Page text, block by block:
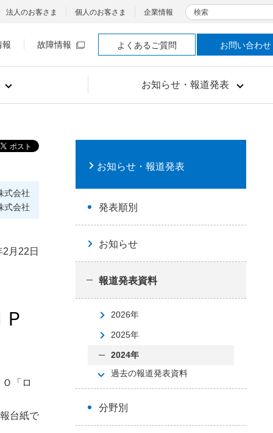
お知らせ・報道発表
法人のお客さま 個人のお客さま 企業情報 検索
報 故障情報 よくあるご質問 お問い合わせ
式会社
式会社
月22日
「ロ
台紙で
お知らせ・報道発表
発表順別
お知らせ
報道発表資料
2026年
2025年
2024年
過去の報道発表資料
分野別